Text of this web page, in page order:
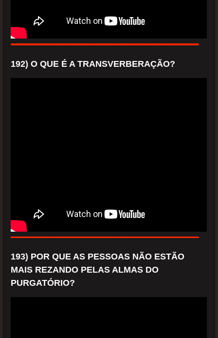
192) O QUE É A TRANSVERBERAÇÃO?
193) POR QUE AS PESSOAS NÃO ESTÃO
MAIS REZANDO PELAS ALMAS DO
PURGATÓRIO?